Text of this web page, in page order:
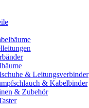
& Leitungsverbinder
& Kabelbinder
& Zubehör